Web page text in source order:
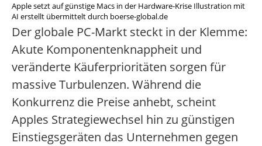
Apple setzt auf günstige Macs in der Hardware-Krise Illustration mit
AI erstellt übermittelt durch boerse-global.de
Der globale PC-Markt steckt in der Klemme:
Akute Komponentenknappheit und
veränderte Käuferprioritäten sorgen für
massive Turbulenzen. Während die
Konkurrenz die Preise anhebt, scheint
Apples Strategiewechsel hin zu günstigen
Einstiegsgeräten das Unternehmen gegen